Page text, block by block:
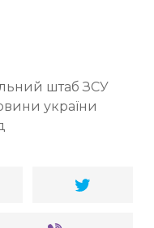
штаб ЗСУ
україни